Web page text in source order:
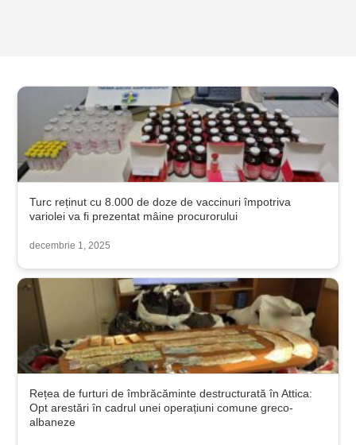
Turc reținut cu 8.000 de doze de vaccinuri împotriva
variolei va fi prezentat mâine procurorului
decembrie 1, 2025
Rețea de furturi de îmbrăcăminte destructurată în Attica:
Opt arestări în cadrul unei operațiuni comune greco-
albaneze